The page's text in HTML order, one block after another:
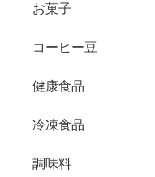
お菓子
コーヒー豆
健康食品
冷凍食品
調味料